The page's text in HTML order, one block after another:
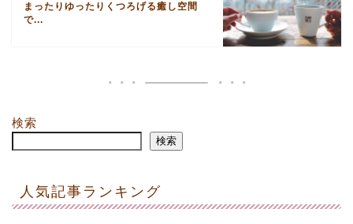
まったりゆったりくつろげる癒し空間
で...
検索
検索
人気記事ランキング